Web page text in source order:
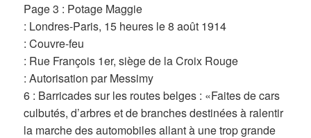
Page 3 : Potage Maggie
: Londres-Paris, 15 heures le 8 août 1914
: Couvre-feu
: Rue François 1er, siège de la Croix Rouge
: Autorisation par Messimy
6 : Barricades sur les routes belges : «Faites de cars
culbutés, d’arbres et de branches destinées à ralentir
la marche des automobiles allant à une trop grande